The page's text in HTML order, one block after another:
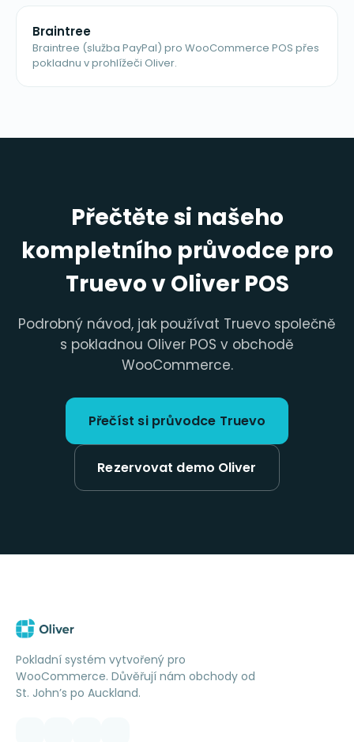
Braintree
Braintree (služba PayPal) pro WooCommerce POS přes
pokladnu v prohlížeči Oliver.
Přečtěte si našeho
kompletního průvodce pro
Truevo v Oliver POS
Podrobný návod, jak používat Truevo společně
s pokladnou Oliver POS v obchodě
WooCommerce.
Přečíst si průvodce Truevo
Rezervovat demo Oliver
Pokladní systém vytvořený pro
WooCommerce. Důvěřují nám obchody od
St. John’s po Auckland.